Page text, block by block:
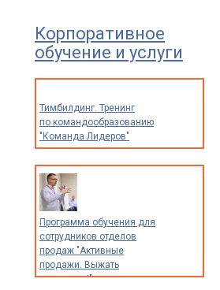
Корпоративное
обучение и услуги
Тимбилдинг. Тренинг
по командообразованию
"Команда Лидеров"
Программа обучения для
сотрудников отделов
продаж "Активные
продажи. Выжать
максимум!"